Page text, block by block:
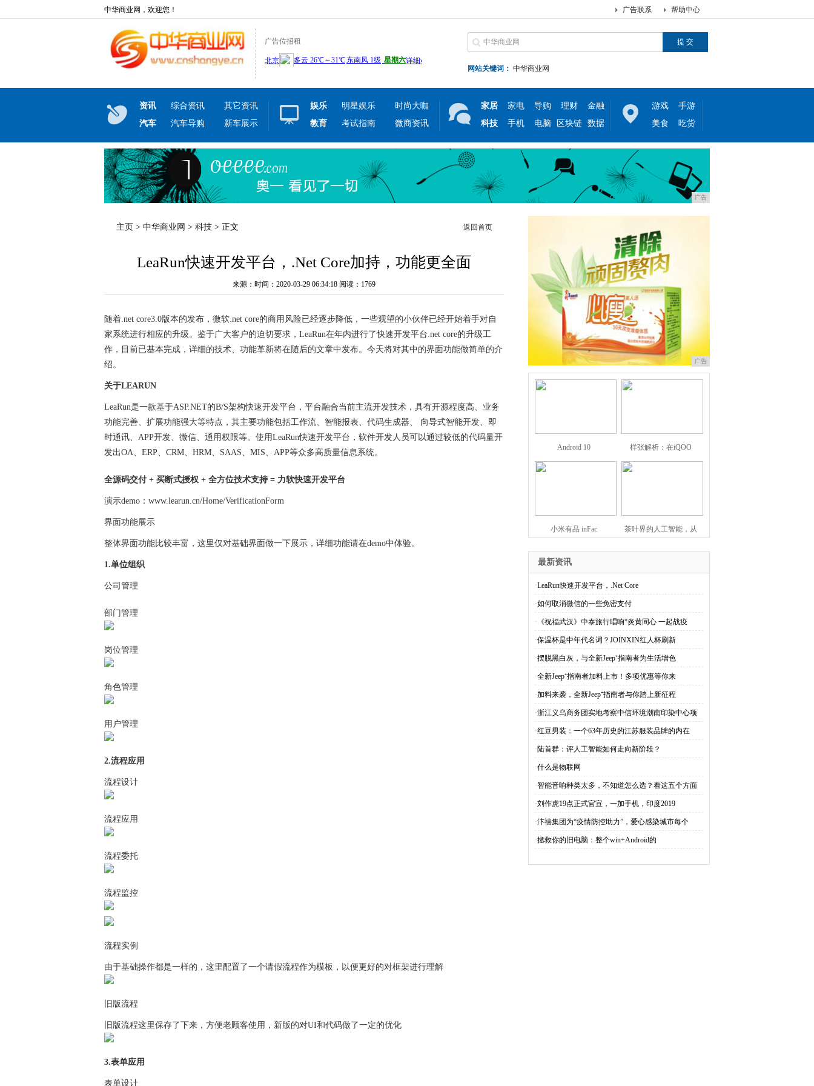
中华商业网，欢迎您！ 帮助中心
广告联系
广告位招租
网站关键词： 中华商业网
资讯 综合资讯
其它资讯
汽车
汽车导购 新车展示
娱乐 明星娱乐
时尚大咖
教育
考试指南 微商资讯
家居 家电 导购 理财
金融
科技
手机 电脑 区块链 数据
游戏
手游
美食
吃货
广告
主页 > 中华商业网 > 科技 > 正文 返回首页
LeaRun快速开发平台，.Net Core加持，功能更全面
来源：时间：2020-03-29 06:34:18 阅读：1769
随着.net core3.0版本的发布，微软.net core的商用风险已经逐步降低，一些观望的小伙伴已经开始着手对自
家系统进行相应的升级。鉴于广大客户的迫切要求，LeaRun在年内进行了快速开发平台.net core的升级工
作，目前已基本完成，详细的技术、功能革新将在随后的文章中发布。今天将对其中的界面功能做简单的介
绍。
关于LEARUN
LeaRun是一款基于ASP.NET的B/S架构快速开发平台，平台融合当前主流开发技术，具有开源程度高、业务
功能完善、扩展功能强大等特点，其主要功能包括工作流、智能报表、代码生成器、 向导式智能开发、即
时通讯、APP开发、微信、通用权限等。使用LeaRun快速开发平台，软件开发人员可以通过较低的代码量开
发出OA、ERP、CRM、HRM、SAAS、MIS、APP等众多高质量信息系统。
全源码交付 + 买断式授权 + 全方位技术支持 = 力软快速开发平台
演示demo：www.learun.cn/Home/VerificationForm
界面功能展示
整体界面功能比较丰富，这里仅对基础界面做一下展示，详细功能请在demo中体验。
1.单位组织
公司管理
部门管理
岗位管理
角色管理
用户管理
2.流程应用
流程设计
流程应用
流程委托
流程监控
流程实例
由于基础操作都是一样的，这里配置了一个请假流程作为模板，以便更好的对框架进行理解
旧版流程
旧版流程这里保存了下来，方便老顾客使用，新版的对UI和代码做了一定的优化
3.表单应用
表单设计
广告
Android 10 样张解析：在iQOO
小米有品 inFac 茶叶界的人工智能，从
最新资讯
·LeaRun快速开发平台，.Net Core
·如何取消微信的一些免密支付
· 《祝福武汉》中泰旅行唱响“炎黄同心 一起战疫
·保温杯是中年代名词？JOINXIN红人杯刷新
·摆脱黑白灰，与全新Jeep⁺指南者为生活增色
·全新Jeep⁺指南者加料上市！多项优惠等你来
·加料来袭，全新Jeep⁺指南者与你踏上新征程
·浙江义乌商务团实地考察中信环境潮南印染中心项
·红豆男装：一个63年历史的江苏服装品牌的内在
·陆首群：评人工智能如何走向新阶段？
·什么是物联网
·智能音响种类太多，不知道怎么选？看这五个方面
·刘作虎19点正式官宣，一加手机，印度2019
·汴禧集团为“疫情防控助力”，爱心感染城市每个
·拯救你的旧电脑：整个win+Android的